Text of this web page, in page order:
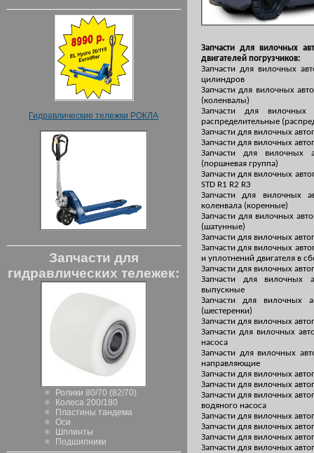
Гидравлические тележки РОКЛА
Запчасти для
гидравлических тележек:
Ролики 80/70 (82/70)
Колеса 200/180
Пластины тандема
Оси
Шплинты
Подшипники
Запчасти для вилочных
двигателей погрузчиков:
Запчасти для вилочных
цилиндров
Запчасти для вилочных
(коленвалы)
Запчасти для
распределительные
Запчасти для вилочных
Запчасти для вилочных
Запчасти для
(поршневая группа)
Запчасти для вилочных
STD R1 R2 R3
Запчасти для вилочных
коленвала (коренные)
Запчасти для вилочных
(шатунные)
Запчасти для вилочных
Запчасти для вилочных
и уплотнений двигателя в
Запчасти для вилочных
Запчасти для вилочных
выпускные
Запчасти для вилочных
(шестеренки)
Запчасти для вилочных
Запчасти для вилочных
насоса
Запчасти для вилочных
направляющие
Запчасти для вилочных
Запчасти для вилочных
Запчасти для вилочных
водяного насоса
Запчасти для вилочных
Запчасти для вилочных
Запчасти для вилочных
Запчасти для вилочных